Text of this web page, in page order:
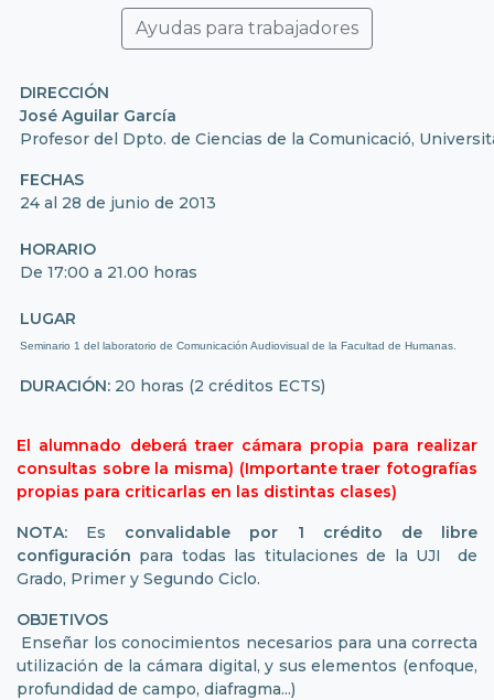
Ayudas para trabajadores
DIRECCIÓN
José Aguilar García
Profesor del Dpto. de Ciencias de la Comunicació,
FECHAS
24 al 28 de junio de 2013
HORARIO
De 17:00 a 21.00 horas
LUGAR
Seminario 1 del laboratorio de Comunicación Audiovisual de la Facultad de Humanas.
DURACIÓN: 20 horas (2 créditos ECTS)
El alumnado deberá traer cámara propia para realizar
consultas sobre la misma) (Importante traer fotografías
propias para criticarlas en las distintas clases)
NOTA: Es convalidable por 1 crédito de libre
configuración para todas las titulaciones de la UJI de
Grado, Primer y Segundo Ciclo.
OBJETIVOS
Enseñar los conocimientos necesarios para una correcta
utilización de la cámara digital, y sus elementos (enfoque,
profundidad de campo, diafragma...)